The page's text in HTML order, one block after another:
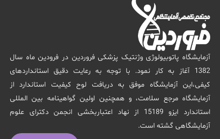
آزمایشگاه پاتوبیولوژی وژنتیک پزشکی فروردین در فرودین ماه سال
1382 آغاز به کار نمود. با توجه به رعایت دقیق استانداردهای
کیفی،این آزمایشگاه موفق به دریافت لوح کیفیت استاندارد از
آزمایشگاه مرجع سلامت، و همچنین اولین گواهینامه بین المللی
استاندارد ایزو 15189 از نهاد اعتباربخشی انجمن دکترای علوم
آزمایشگاهی گشته است.